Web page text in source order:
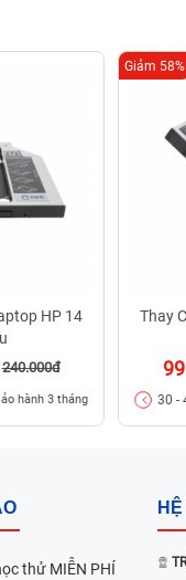
HP 14
240.000đ
hành 3 tháng
Thay
Giảm 58%
30 -
thử MIỄN PHÍ